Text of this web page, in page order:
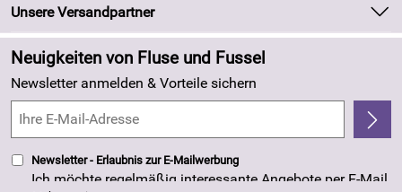
Newsletter
Zahlung und Versand
Kundenlogin
Neu
Angebote
Made in Germany
4,8/5
Unsere Versandpartner
Neuigkeiten von Fluse und Fussel
Newsletter anmelden & Vorteile sichern
Newsletter - Erlaubnis zur E-Mailwerbung
Ich möchte regelmäßig interessante Angebote per E-Mail